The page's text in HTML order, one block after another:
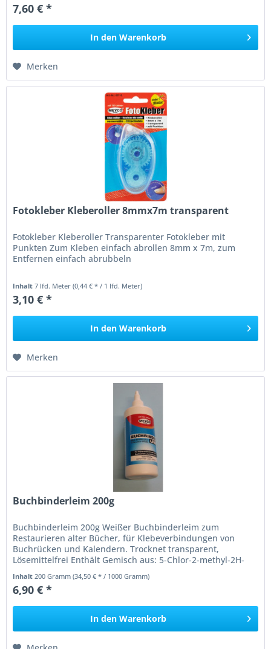
7,60 € *
In den Warenkorb
Merken
Fotokleber Kleberoller 8mmx7m transparent
Fotokleber Kleberoller Transparenter Fotokleber mit
Punkten Zum Kleben einfach abrollen 8mm x 7m, zum
Entfernen einfach abrubbeln
Inhalt7 lfd. Meter(0,44 € * / 1 lfd. Meter)
3,10 € *
In den Warenkorb
Merken
Buchbinderleim 200g
Buchbinderleim 200g Weißer Buchbinderleim zum
Restaurieren alter Bücher, für Klebeverbindungen von
Buchrücken und Kalendern. Trocknet transparent,
Lösemittelfrei Enthält Gemisch aus: 5-Chlor-2-methyl-2H-
Inhalt200 Gramm(34,50 € * / 1000 Gramm)
6,90 € *
In den Warenkorb